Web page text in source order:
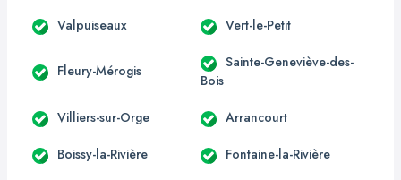
Valpuiseaux Vert-le-Petit
Fleury-Mérogis
Sainte-Geneviève-des-
Bois
Villiers-sur-Orge Arrancourt
Boissy-la-Rivière Fontaine-la-Rivière